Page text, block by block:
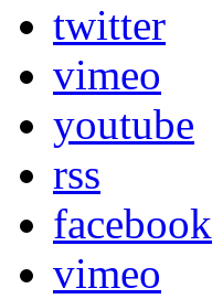
twitter
vimeo
youtube
rss
facebook
vimeo